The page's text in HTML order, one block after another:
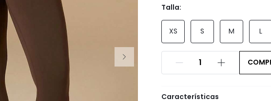
Talla:
XS S M L
Características